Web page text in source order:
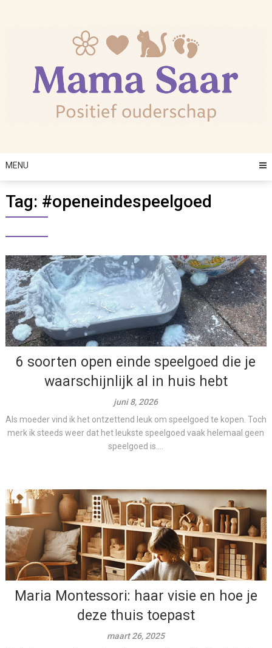
MENU
Tag: #openeindespeelgoed
6 soorten open einde speelgoed die je
waarschijnlijk al in huis hebt
juni 8, 2026
Als moeder vind ik het ontzettend leuk om speelgoed te kopen. Toch
merk ik steeds weer dat het leukste speelgoed vaak helemaal geen
speelgoed is....
Maria Montessori: haar visie en hoe je
deze thuis toepast
maart 26, 2025